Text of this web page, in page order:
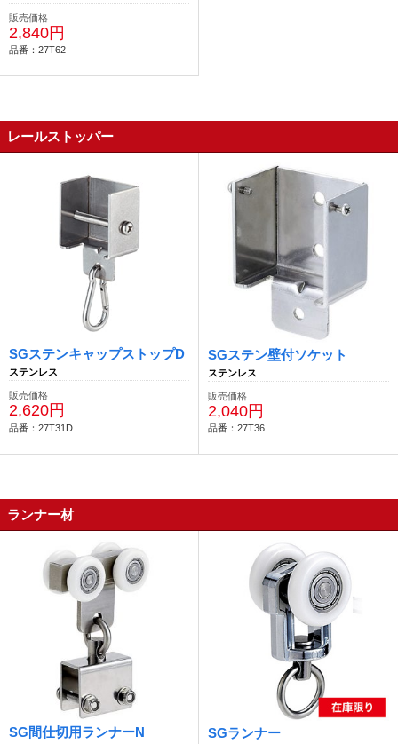
販売価格
2,840円
品番：27T62
レールストッパー
SGステンキャップストップD
ステンレス
販売価格
2,620円
品番：27T31D
SGステン壁付ソケット
ステンレス
販売価格
2,040円
品番：27T36
ランナー材
SG間仕切用ランナーN SGランナー